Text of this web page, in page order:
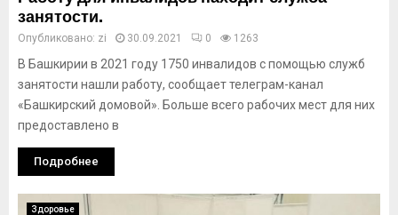
занятости.
Опубликовано: zi 30.09.2021 0 1263
В Башкирии в 2021 году 1750 инвалидов с помощью служб
занятости нашли работу, сообщает телеграм-канал
«Башкирский домовой». Больше всего рабочих мест для них
предоставлено в
Подробнее
Здоровье